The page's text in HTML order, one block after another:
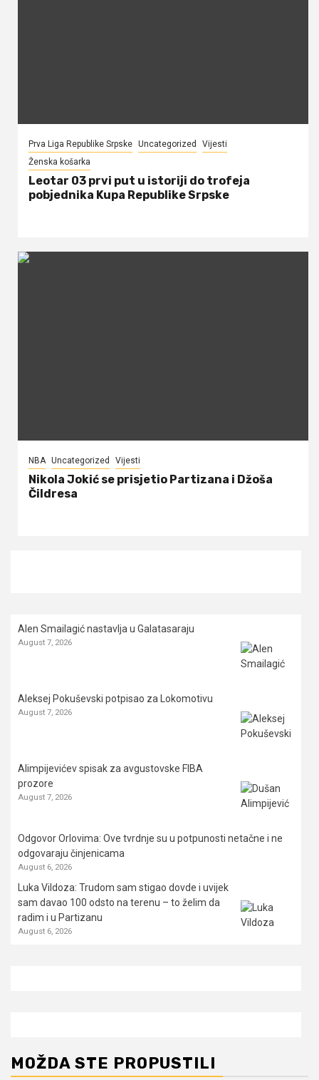
Prva Liga Republike Srpske Uncategorized
Vijesti
Ženska košarka
Leotar 03 prvi put u istoriji do trofeja
pobjednika Kupa Republike Srpske
NBA Uncategorized Vijesti
Nikola Jokić se prisjetio Partizana i Džoša
Čildresa
Alen Smailagić nastavlja u Galatasaraju
August 7, 2026
Aleksej Pokuševski potpisao za Lokomotivu
August 7, 2026
Alimpijevićev spisak za avgustovske FIBA
prozore
August 7, 2026
Odgovor Orlovima: ​Ove tvrdnje su u potpunosti netačne i ne
odgovaraju činjenicama
August 6, 2026
Luka Vildoza: Trudom sam stigao dovde i uvijek
sam davao 100 odsto na terenu – to želim da
radim i u Partizanu
August 6, 2026
MOŽDA STE PROPUSTILI